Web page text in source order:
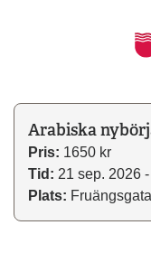
Arabiska
Pris: 1650 kr
Tid: 21 sep. 2026
Plats: